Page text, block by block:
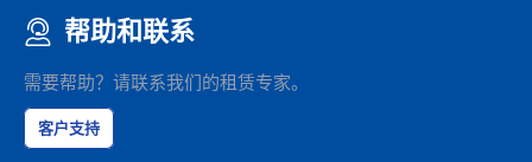
帮助和联系
需要帮助？请联系我们的租赁专家。
客户支持